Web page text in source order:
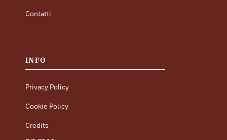
Contatti
INFO
Privacy Policy
Cookie Policy
Credits